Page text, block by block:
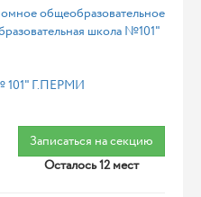
общеобразовательное
школа №101"
Г.ПЕРМИ
Записаться на секцию
Осталось 12 мест